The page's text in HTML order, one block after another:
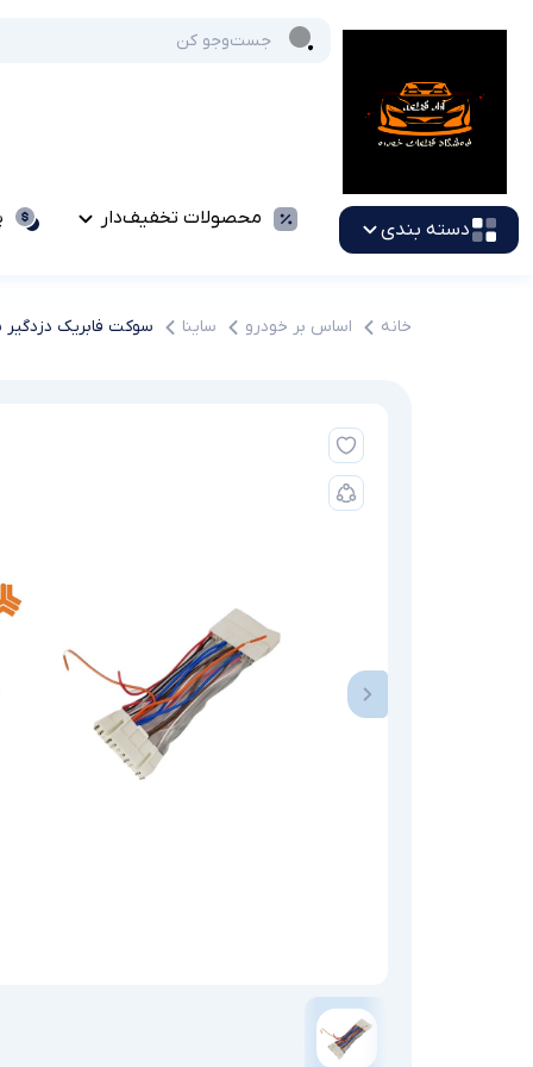
دسته بندی محصولات تخفیف‌دار
خانه اساس بر خودرو ساینا سوکت فابریک دزدگیر